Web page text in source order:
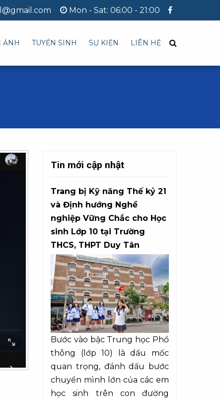
Mon - Sat: 06:00 - 21:00
ẢNH TUYỂN SINH SỰ KIỆN LIÊN HỆ
Tin mới cập nhật
Trang bị Kỹ năng Thế kỷ 21
và Định hướng Nghề
nghiệp Vững Chắc cho Học
sinh Lớp 10 tại Trường
THCS, THPT Duy Tân
Bước vào bậc Trung học Phổ
thông (lớp 10) là dấu mốc
quan trọng, đánh dấu bước
chuyển mình lớn của các em
học sinh trên con đường